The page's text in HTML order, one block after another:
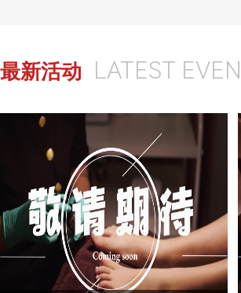
最新活动 LATEST